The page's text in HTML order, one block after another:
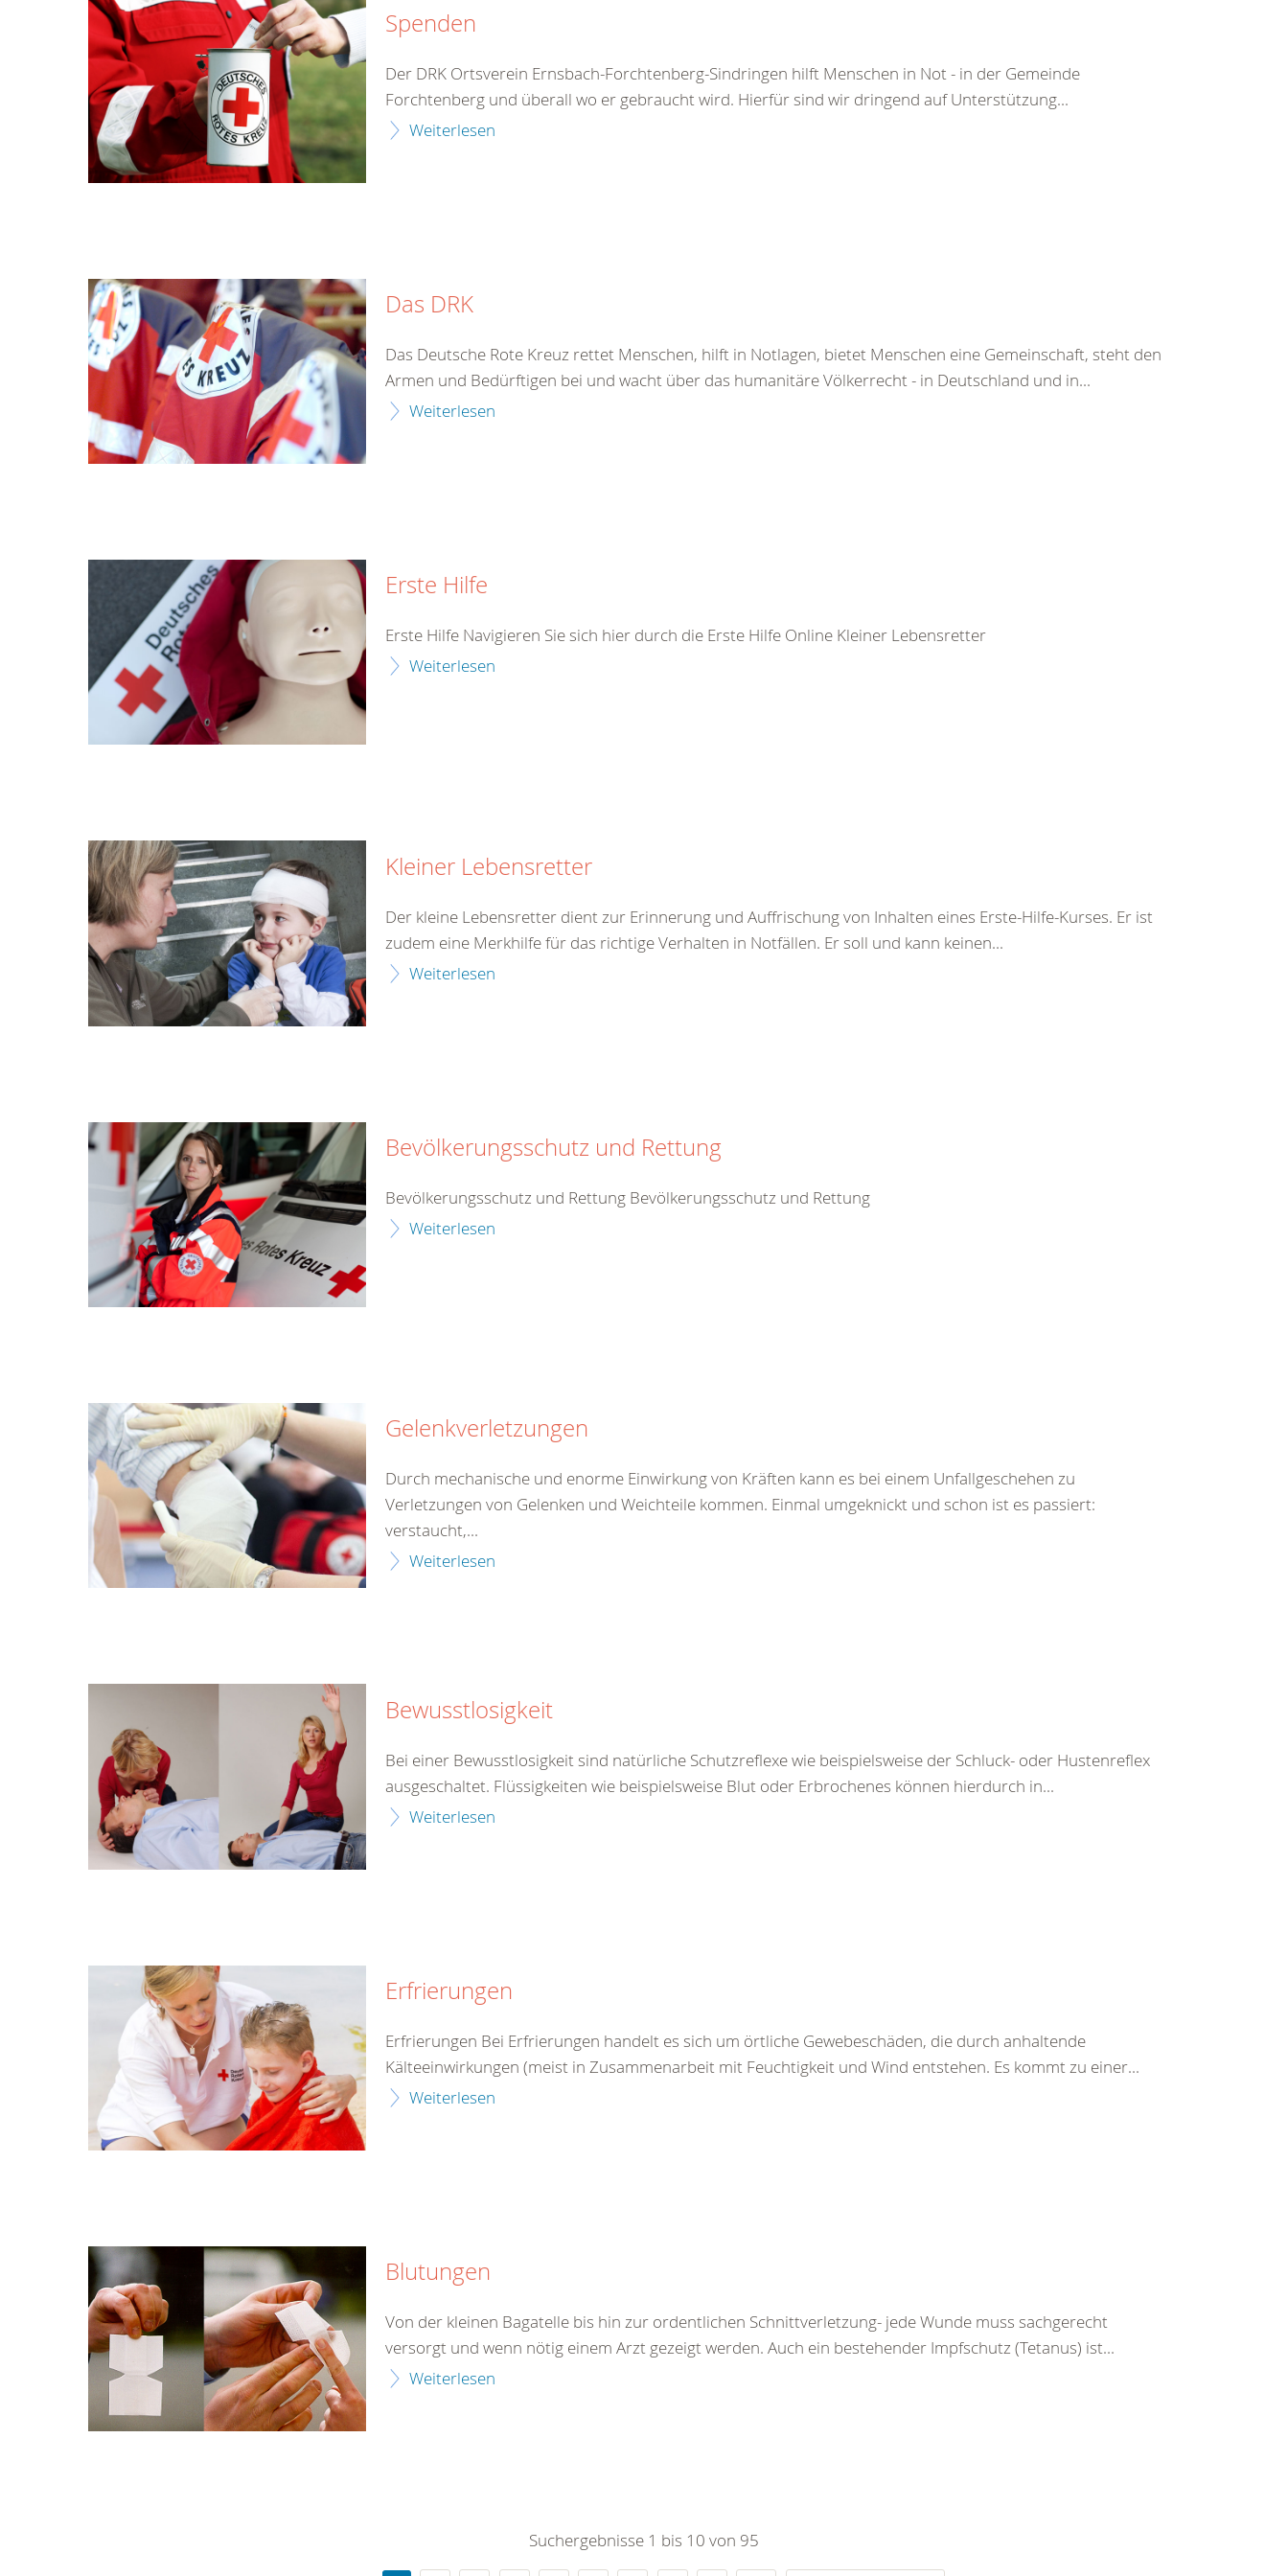
Spenden
Der DRK Ortsverein Ernsbach-Forchtenberg-Sindringen hilft Menschen in Not - in der Gemeinde
Forchtenberg und überall wo er gebraucht wird. Hierfür sind wir dringend auf Unterstützung...
Weiterlesen
Das DRK
Das Deutsche Rote Kreuz rettet Menschen, hilft in Notlagen, bietet Menschen eine Gemeinschaft, steht den
Armen und Bedürftigen bei und wacht über das humanitäre Völkerrecht - in Deutschland und in...
Weiterlesen
Erste Hilfe
Erste Hilfe Navigieren Sie sich hier durch die Erste Hilfe Online Kleiner Lebensretter
Weiterlesen
Kleiner Lebensretter
Der kleine Lebensretter dient zur Erinnerung und Auffrischung von Inhalten eines Erste-Hilfe-Kurses. Er ist
zudem eine Merkhilfe für das richtige Verhalten in Notfällen. Er soll und kann keinen...
Weiterlesen
Bevölkerungsschutz und Rettung
Bevölkerungsschutz und Rettung Bevölkerungsschutz und Rettung
Weiterlesen
Gelenkverletzungen
Durch mechanische und enorme Einwirkung von Kräften kann es bei einem Unfallgeschehen zu
Verletzungen von Gelenken und Weichteile kommen. Einmal umgeknickt und schon ist es passiert:
verstaucht,...
Weiterlesen
Bewusstlosigkeit
Bei einer Bewusstlosigkeit sind natürliche Schutzreflexe wie beispielsweise der Schluck- oder Hustenreflex
ausgeschaltet. Flüssigkeiten wie beispielsweise Blut oder Erbrochenes können hierdurch in...
Weiterlesen
Erfrierungen
Erfrierungen Bei Erfrierungen handelt es sich um örtliche Gewebeschäden, die durch anhaltende
Kälteeinwirkungen (meist in Zusammenarbeit mit Feuchtigkeit und Wind entstehen. Es kommt zu einer...
Weiterlesen
Blutungen
Von der kleinen Bagatelle bis hin zur ordentlichen Schnittverletzung- jede Wunde muss sachgerecht
versorgt und wenn nötig einem Arzt gezeigt werden. Auch ein bestehender Impfschutz (Tetanus) ist...
Weiterlesen
Suchergebnisse 1 bis 10 von 95